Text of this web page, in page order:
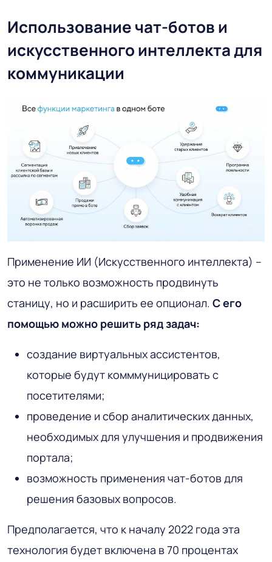
Использование чат-ботов и
искусственного интеллекта для
коммуникации
Применение ИИ (Искусственного интеллекта) –
это не только возможность продвинуть
станицу, но и расширить ее опционал. С его
помощью можно решить ряд задач:
создание виртуальных ассистентов,
которые будут комммуницировать с
посетителями;
проведение и сбор аналитических данных,
необходимых для улучшения и продвижения
портала;
возможность применения чат-ботов для
решения базовых вопросов.
Предполагается, что к началу 2022 года эта
технология будет включена в 70 процентах